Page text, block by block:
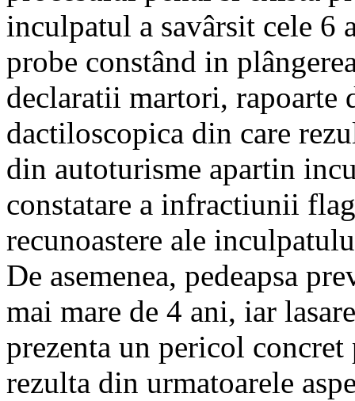
inculpatul a savârsit cele 6
probe constând in
declaratii martori, rapoarte
dactiloscopica din care
din autoturisme apartin
constatare a infractiunii
recunoastere ale
De asemenea, pedeapsa
mai mare de 4 ani, iar
prezenta un pericol
rezulta din urmatoarele